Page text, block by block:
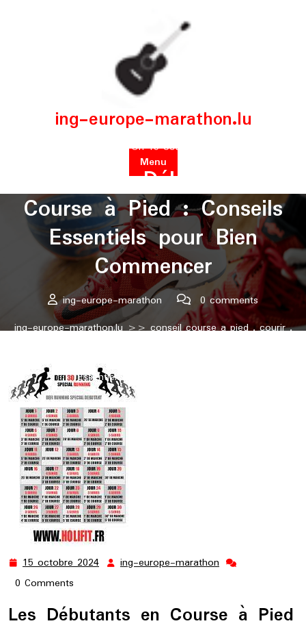
ing-europe-marathon.lu
Menu
Posted On 15 octobre 2024
Guide du Débutant en
Course à Pied : Conseils
Essentiels pour Bien
Commencer
ing-europe-marathon
0 comments
ing-europe-marathon.lu>>conseil course a pied,courir,
Essentiels pour Bien Commencer
15 octobre 2024 15 ing-europe-marathon ing-
0 Comments
Les Débutants en Course à Pied